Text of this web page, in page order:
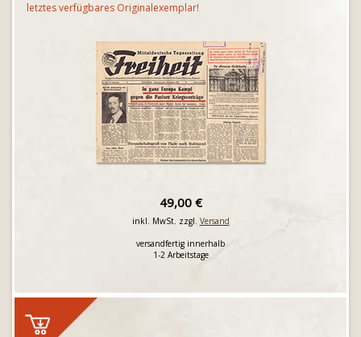
letztes verfügbares Originalexemplar!
49,00 €
inkl. MwSt. zzgl. Versand
versandfertig innerhalb
1-2 Arbeitstage